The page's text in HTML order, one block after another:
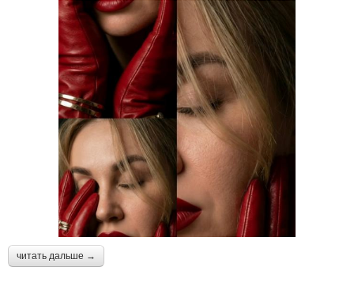
читать дальше →